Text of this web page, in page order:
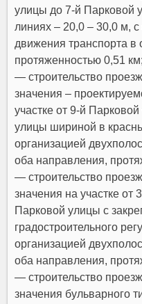
улицы до 7-й Парковой
линиях – 20,0 – 30,0 м,
движения транспорта в
протяженностью 0,51 км;
— строительство
значения –
участке от 9-й
улицы шириной в
организацией
оба направления,
— строительство
значения на участке
Парковой улицы с
градостроительного
организацией
оба направления,
— строительство
значения бульварного